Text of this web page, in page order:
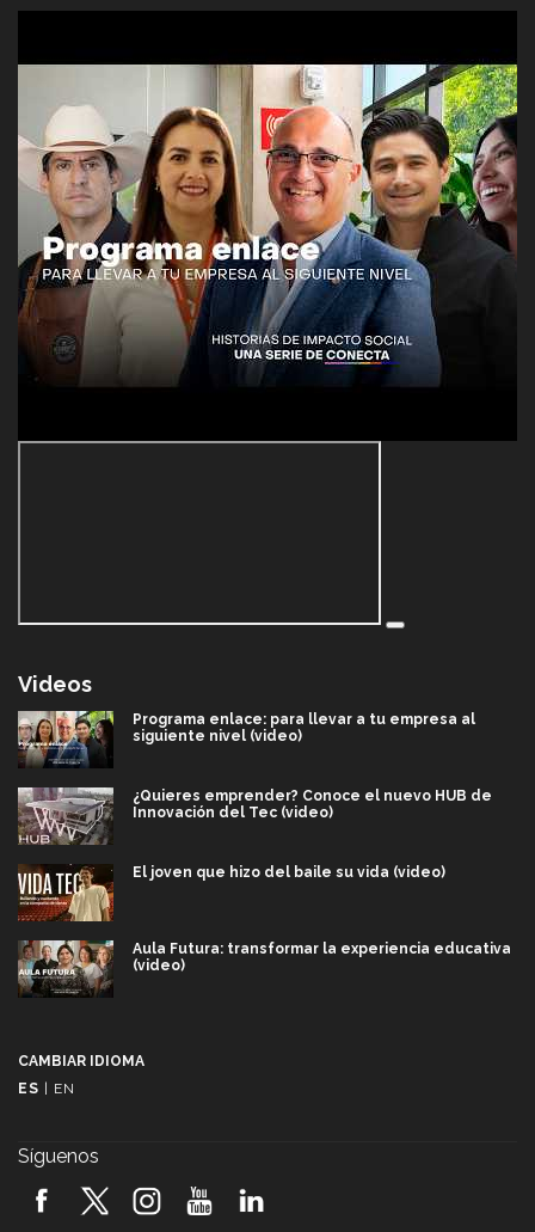
Videos
Programa enlace: para llevar a tu empresa al
siguiente nivel (video)
¿Quieres emprender? Conoce el nuevo HUB de
Innovación del Tec (video)
El joven que hizo del baile su vida (video)
Aula Futura: transformar la experiencia educativa
(video)
2026! (video)
CAMBIAR IDIOMA
ES | EN
Síguenos